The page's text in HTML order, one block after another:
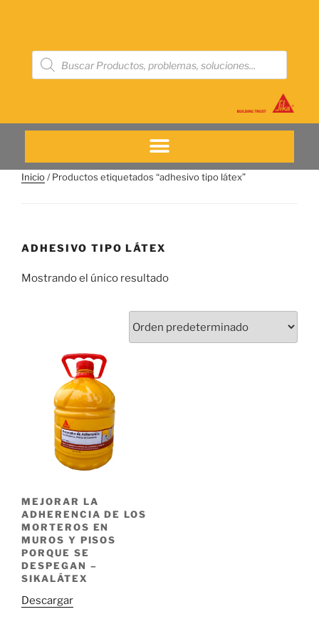
Inicio/ Productos etiquetados “adhesivo tipo látex”
ADHESIVO TIPO LÁTEX
Mostrando el único resultado
MEJORAR LA
ADHERENCIA DE LOS
MORTEROS EN
MUROS Y PISOS
PORQUE SE
DESPEGAN –
SIKALÁTEX
Descargar